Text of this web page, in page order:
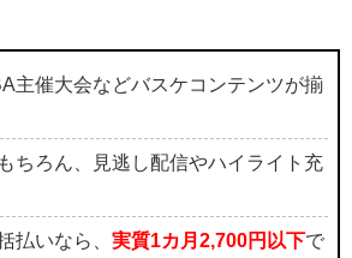
主催大会などバスケコンテンツが揃
ちろん、見逃し配信やハイライト充
払いなら、 実質1カ月2,700円以下で